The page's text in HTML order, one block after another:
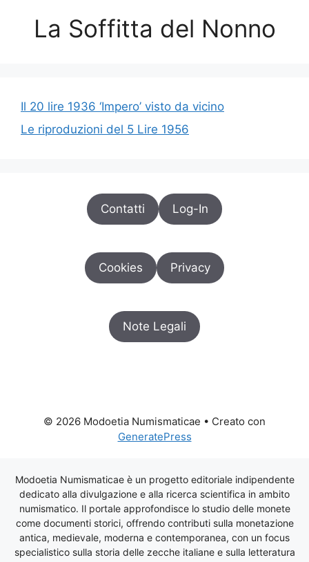
La Soffitta del Nonno
Il 20 lire 1936 ‘Impero’ visto da vicino
Le riproduzioni del 5 Lire 1956
Contatti Log-In
Cookies Privacy
Note Legali
© 2026 Modoetia Numismaticae • Creato con
GeneratePress
Modoetia Numismaticae è un progetto editoriale indipendente
dedicato alla divulgazione e alla ricerca scientifica in ambito
numismatico. Il portale approfondisce lo studio delle monete
come documenti storici, offrendo contributi sulla monetazione
antica, medievale, moderna e contemporanea, con un focus
specialistico sulla storia delle zecche italiane e sulla letteratura